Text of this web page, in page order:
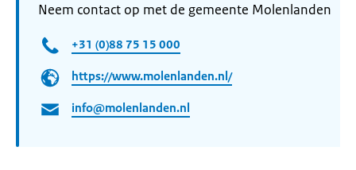
Neem contact op met de gemeente Molenlanden
+31 (0)88 75 15 000
https://www.molenlanden.nl/
info@molenlanden.nl